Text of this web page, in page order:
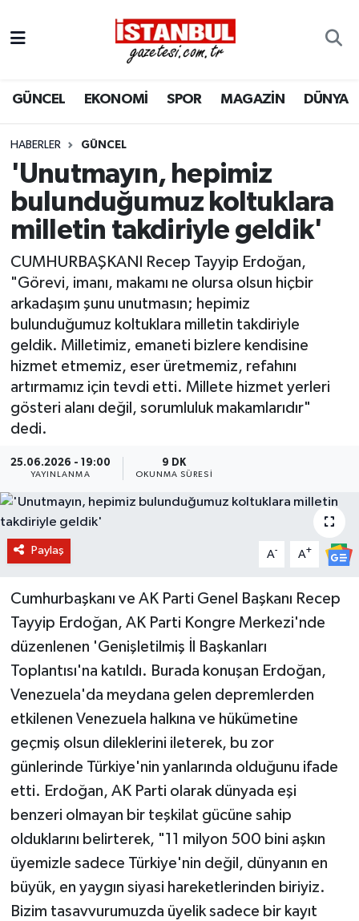
GÜNCEL EKONOMİ SPOR MAGAZİN DÜNYA
HABERLER GÜNCEL
'Unutmayın, hepimiz
bulunduğumuz koltuklara
milletin takdiriyle geldik'
CUMHURBAŞKANI Recep Tayyip Erdoğan,
"Görevi, imanı, makamı ne olursa olsun hiçbir
arkadaşım şunu unutmasın; hepimiz
bulunduğumuz koltuklara milletin takdiriyle
geldik. Milletimiz, emaneti bizlere kendisine
hizmet etmemiz, eser üretmemiz, refahını
artırmamız için tevdi etti. Millete hizmet yerleri
gösteri alanı değil, sorumluluk makamlarıdır"
dedi.
25.06.2026 - 19:00
YAYINLANMA
9 DK
OKUNMA SÜRESI
Paylaş A- A+
Cumhurbaşkanı ve AK Parti Genel Başkanı Recep
Tayyip Erdoğan, AK Parti Kongre Merkezi'nde
düzenlenen 'Genişletilmiş İl Başkanları
Toplantısı'na katıldı. Burada konuşan Erdoğan,
Venezuela'da meydana gelen depremlerden
etkilenen Venezuela halkına ve hükümetine
geçmiş olsun dileklerini ileterek, bu zor
günlerinde Türkiye'nin yanlarında olduğunu ifade
etti. Erdoğan, AK Parti olarak dünyada eşi
benzeri olmayan bir teşkilat gücüne sahip
olduklarını belirterek, "11 milyon 500 bini aşkın
üyemizle sadece Türkiye'nin değil, dünyanın en
büyük, en yaygın siyasi hareketlerinden biriyiz.
Bizim tasavvurumuzda üyelik sadece bir kayıt
EKONOMİ
İSTANBUL
DÜNYA
SPOR
MAGAZİN
KÜLTÜR SANAT
SAĞLIK
BİLİM VE TEKNOLOJİ
OTOMOBİL
KURUMSAL
Nöbetçi Eczaneler
Hava Durumu
Trafik Durumu
Süper Lig Puan Durumu ve Fikstür
Tüm Manşetler
Son Dakika Haberleri
Haber Arşivi